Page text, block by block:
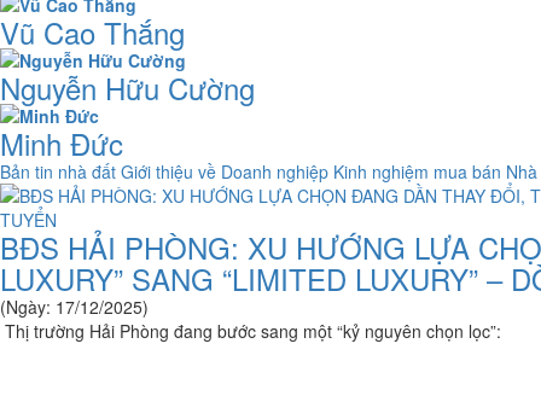
Vũ Cao Thắng
Nguyễn Hữu Cường
Minh Đức
Bản tin nhà đất Giới thiệu về Doanh nghiệp Kinh nghiệm mua bán
BĐS HẢI PHÒNG: XU HƯỚNG LỰA
LUXURY” SANG “LIMITED LUXURY” –
(Ngày: 17/12/2025)
Thị trường Hải Phòng đang bước sang một “kỷ nguyên chọn lọc”: